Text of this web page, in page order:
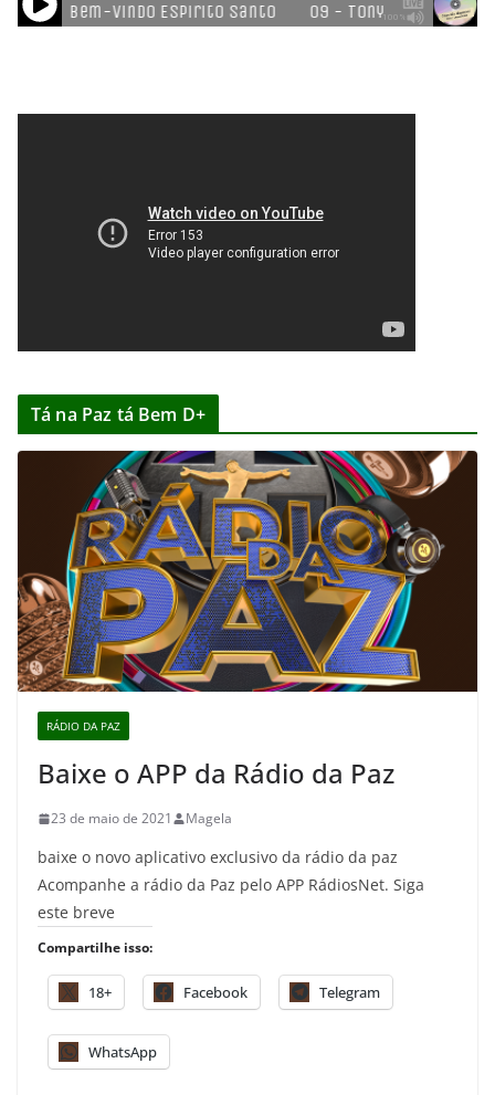
Tá na Paz tá Bem D+
RÁDIO DA PAZ
Baixe o APP da Rádio da Paz
23 de maio de 2021 Magela
baixe o novo aplicativo exclusivo da rádio da paz
Acompanhe a rádio da Paz pelo APP RádiosNet. Siga
este breve
Compartilhe isso:
18+ Facebook Telegram
WhatsApp